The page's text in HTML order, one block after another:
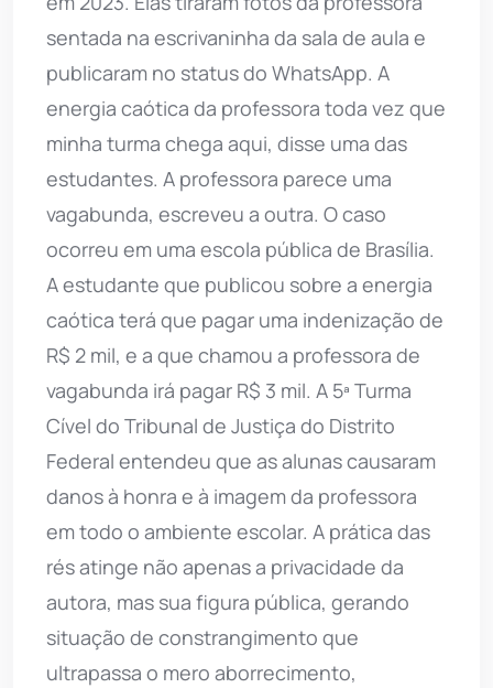
sentada na escrivaninha da sala de aula e
publicaram no status do WhatsApp. A
energia caótica da professora toda vez que
minha turma chega aqui, disse uma das
estudantes. A professora parece uma
vagabunda, escreveu a outra. O caso
ocorreu em uma escola pública de Brasília.
A estudante que publicou sobre a energia
caótica terá que pagar uma indenização de
R$ 2 mil, e a que chamou a professora de
vagabunda irá pagar R$ 3 mil. A 5ª Turma
Cível do Tribunal de Justiça do Distrito
Federal entendeu que as alunas causaram
danos à honra e à imagem da professora
em todo o ambiente escolar. A prática das
rés atinge não apenas a privacidade da
autora, mas sua figura pública, gerando
situação de constrangimento que
ultrapassa o mero aborrecimento,